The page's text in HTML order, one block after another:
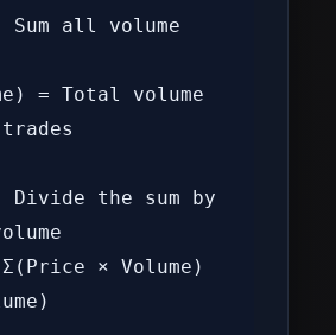
Sum all volume
= Total volume
Divide the sum by
Σ(Price × Volume)